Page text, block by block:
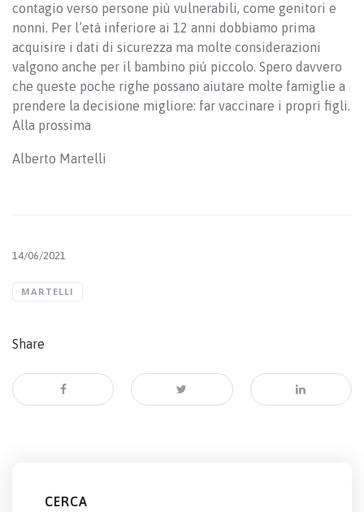
contagio verso persone più vulnerabili, come genitori e
nonni. Per l’età inferiore ai 12 anni dobbiamo prima
acquisire i dati di sicurezza ma molte considerazioni
valgono anche per il bambino più piccolo. Spero davvero
che queste poche righe possano aiutare molte famiglie a
prendere la decisione migliore: far vaccinare i propri figli.
Alla prossima
Alberto Martelli
14/06/2021
MARTELLI
Share
CERCA